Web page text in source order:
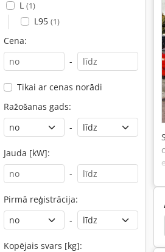
L (1)
L95 (1)
Cena:
-
Tikai ar cenas norādi
Ražošanas gads:
-
Jauda [kW]:
-
Pirmā reģistrācija:
-
Kopējais svars [kg]:
Priekšējo Iekrāvēju Mb Trac